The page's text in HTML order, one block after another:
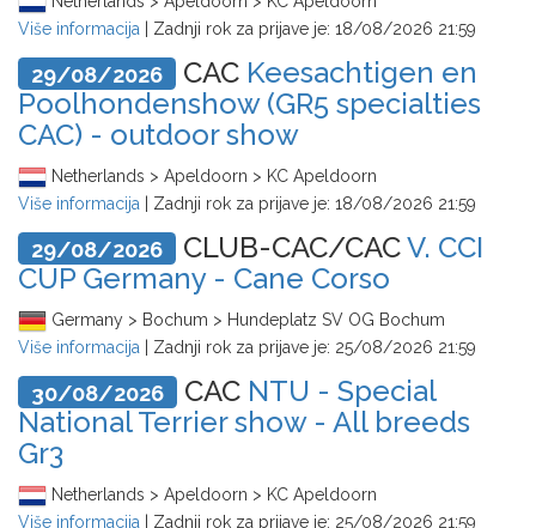
Više informacija
| Zadnji rok za prijave je: 18/08/2026 21:59
29/08/2026 CAC Keesachtigen en
Poolhondenshow (GR5 specialties
CAC) - outdoor show
Netherlands > Apeldoorn > KC Apeldoorn
Više informacija
| Zadnji rok za prijave je: 18/08/2026 21:59
29/08/2026 CLUB-CAC/CACV. CCI
CUP Germany - Cane Corso
Germany > Bochum > Hundeplatz SV OG Bochum
Više informacija
| Zadnji rok za prijave je: 25/08/2026 21:59
30/08/2026 CAC NTU - Special
National Terrier show - All breeds
Gr3
Netherlands > Apeldoorn > KC Apeldoorn
Više informacija
| Zadnji rok za prijave je: 25/08/2026 21:59